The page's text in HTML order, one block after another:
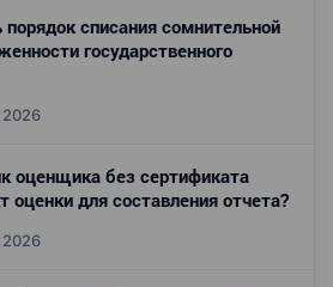
списания сомнительной
государственного
оценщика без сертификата
оценки для составления отчета?